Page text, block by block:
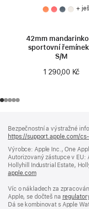
+
42mm
sportovní
S/M
1 290,00 Kč
Bezpečnostní a výstražné
https://support.apple.com/
Výrobce: Apple Inc., One
Autorizovaný zástupce v EU:
Hollyhill Industrial Estate,
apple.com(otevře
v novém
okně)
Víc o nákladech za
Apple, se dočteš na
Dá se kombinovat s Apple